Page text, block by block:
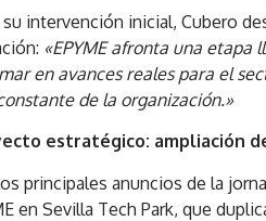
intervención inicial, Cubero
«EPYME afronta una etapa
en avances reales para el
de la organización.»
estratégico: ampliación
principales anuncios de la
en Sevilla Tech Park, que